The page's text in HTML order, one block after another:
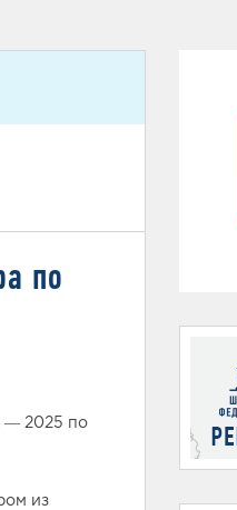
по
— 2025 по
из